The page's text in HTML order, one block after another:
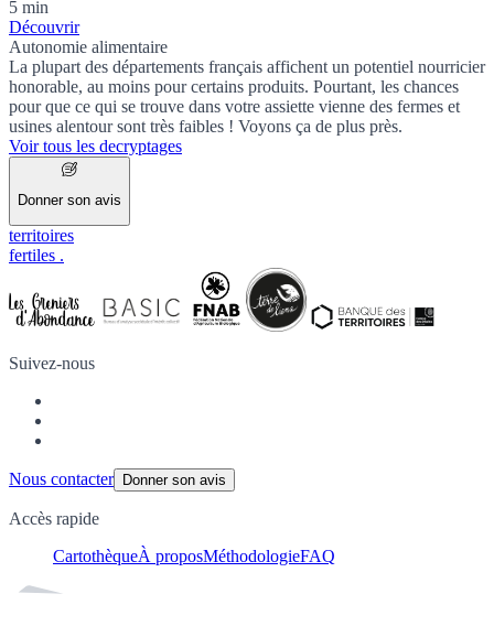
5 min
Découvrir
Autonomie alimentaire
La plupart des départements français affichent un potentiel nourricier
honorable, au moins pour certains produits. Pourtant, les chances
pour que ce qui se trouve dans votre assiette vienne des fermes et
usines alentour sont très faibles ! Voyons ça de plus près.
Voir tous les decryptages
Donner son avis
territoires
fertiles .
Suivez-nous
Nous contacter Donner son avis
Accès rapide
CartothèqueÀ proposMéthodologieFAQ